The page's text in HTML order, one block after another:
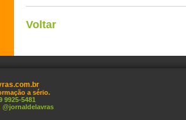
Voltar
a sério.
9925-5481
@jornaldelavras